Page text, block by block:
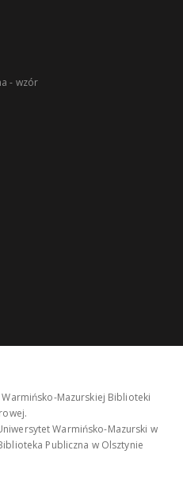
- wzór
Mazurskiej Biblioteki
Warmińsko-Mazurski w
Publiczna w Olsztynie